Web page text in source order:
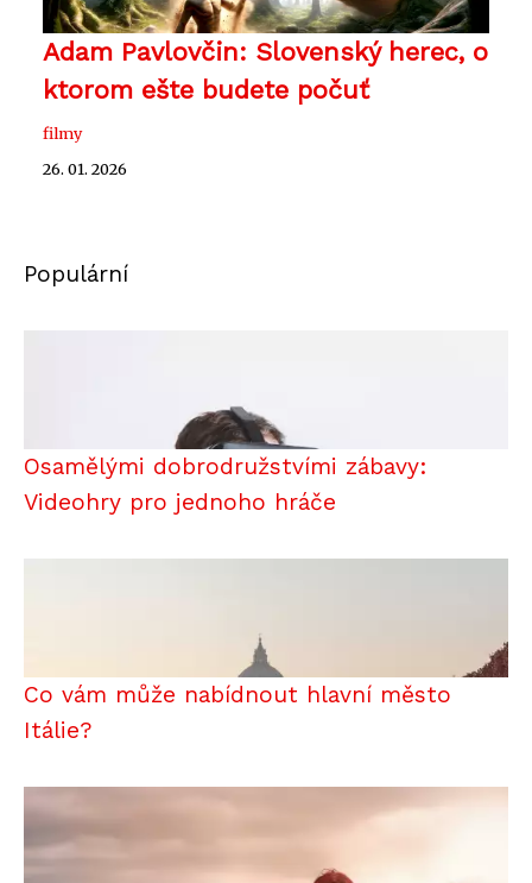
Adam Pavlovčin: Slovenský herec, o
ktorom ešte budete počuť
filmy
26. 01. 2026
Populární
Osamělými dobrodružstvími zábavy:
Videohry pro jednoho hráče
Co vám může nabídnout hlavní město
Itálie?